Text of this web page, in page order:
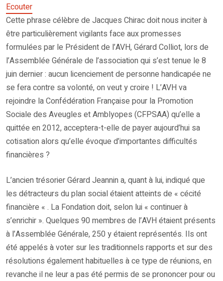
Ecouter
Cette phrase célèbre de Jacques Chirac doit nous inciter à
être particulièrement vigilants face aux promesses
formulées par le Président de l’AVH, Gérard Colliot, lors de
l’Assemblée Générale de l’association qui s’est tenue le 8
juin dernier : aucun licenciement de personne handicapée ne
se fera contre sa volonté, on veut y croire ! L’AVH va
rejoindre la Confédération Française pour la Promotion
Sociale des Aveugles et Amblyopes (CFPSAA) qu’elle a
quittée en 2012, acceptera-t-elle de payer aujourd’hui sa
cotisation alors qu’elle évoque d’importantes difficultés
financières ?
L’ancien trésorier Gérard Jeannin a, quant à lui, indiqué que
les détracteurs du plan social étaient atteints de « cécité
financière « . La Fondation doit, selon lui « continuer à
s’enrichir ». Quelques 90 membres de l’AVH étaient présents
à l’Assemblée Générale, 250 y étaient représentés. Ils ont
été appelés à voter sur les traditionnels rapports et sur des
résolutions également habituelles à ce type de réunions, en
revanche il ne leur a pas été permis de se prononcer pour ou